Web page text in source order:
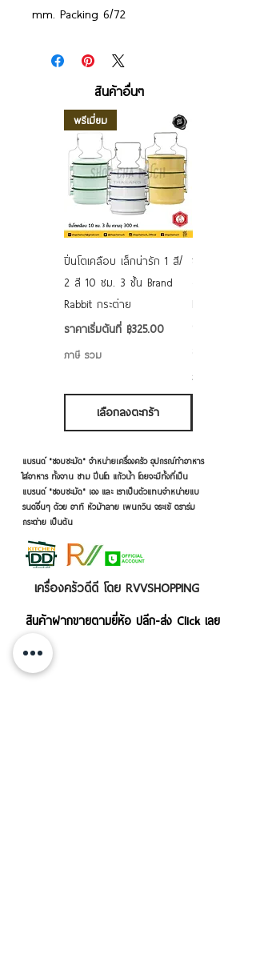
mm. Packing 6/72
สินค้าอื่นๆ
พรีเมี่ยม
ปิ่นโตเคลือบ เล็กน่ารัก 1 สี/
2 สี 10 ซม. 3 ชั้น Brand
Rabbit กระต่าย
ราคาเริ่มต้นที่ ฿325.00
ราคาขายลด
ภาษี รวม
เลือกลงตะกร้า
ชามเคลือบ
ภาษี รวม
แบรนด์ "ชอบชะมัด" จำหน่ายเครื่องครัว อุปกรณ์ทำอาหาร
ใส่อาหาร ทั้งจาน ชาม ปิ่นโต แก้วน้ำ โดยจะมีทั้งที่เป็น
แบรนด์ "ชอบชะมัด" เอง และ เราเป็นตัวแทนจำหน่ายแบ
รนด์อื่นๆ ด้วย อาทิ หัวม้าลาย เพนกวิน จระเข้ ตราร่ม
กระต่าย เป็นต้น
เครื่องครัวดีดี โดย RVVSHOPPING
สินค้าฝากขายตามยี่ห้อ ปลีก-ส่ง Click เลย